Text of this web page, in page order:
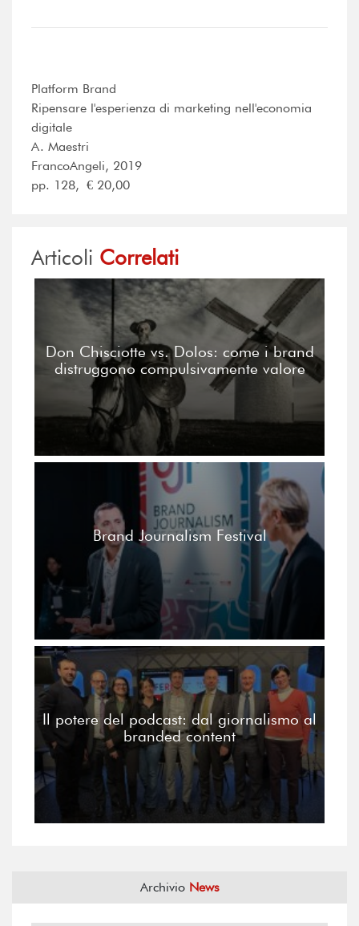
Platform Brand
Ripensare l'esperienza di marketing nell'economia
digitale
A. Maestri
FrancoAngeli, 2019
pp. 128, € 20,00
Articoli Correlati
Don Chisciotte vs. Dolos: come i brand
distruggono compulsivamente valore
Brand Journalism Festival
Il potere del podcast: dal giornalismo al
branded content
Archivio News